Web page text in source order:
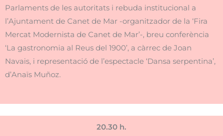
Parlaments de les autoritats i rebuda institucional a
l’Ajuntament de Canet de Mar -organitzador de la ‘Fira
Mercat Modernista de Canet de Mar’-, breu conferència
‘La gastronomia al Reus del 1900’, a càrrec de Joan
Navais, i representació de l’espectacle ‘Dansa serpentina’,
d’Anaïs Muñoz.
20.30 h.